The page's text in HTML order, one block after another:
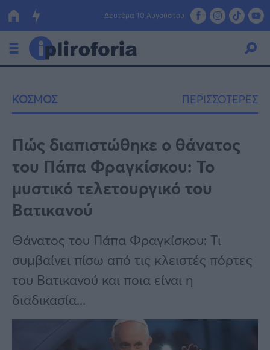
Δευτέρα 10 Αυγούστου
Οικονομία
Πολιτική
Τράπεζες
Επιδοτήσεις
Κόσμος
Lifestyle
Αθλητικά
Υγεία
Γυναίκα
ΚΟΣΜΟΣ ΠΕΡΙΣΣΟΤΕΡΕΣ
Πώς διαπιστώθηκε ο θάνατος
του Πάπα Φραγκίσκου: Το
μυστικό τελετουργικό του
Βατικανού
Θάνατος του Πάπα Φραγκίσκου: Τι
συμβαίνει πίσω από τις κλειστές πόρτες
του Βατικανού και ποια είναι η
διαδικασία...